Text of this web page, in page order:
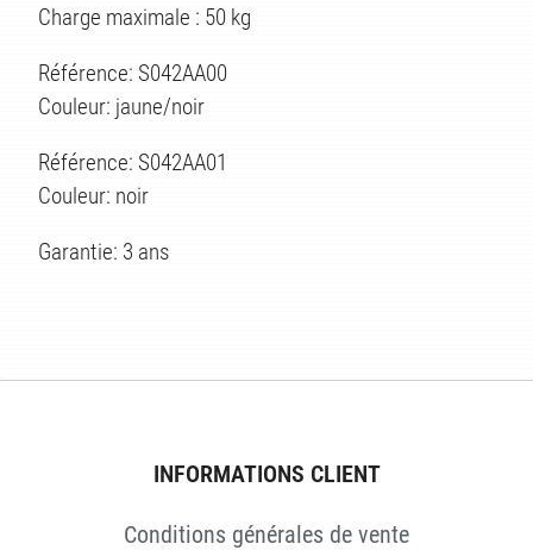
Charge maximale : 50 kg
Référence: S042AA00
Couleur: jaune/noir
Référence: S042AA01
Couleur: noir
Garantie: 3 ans
INFORMATIONS CLIENT
Conditions générales de vente